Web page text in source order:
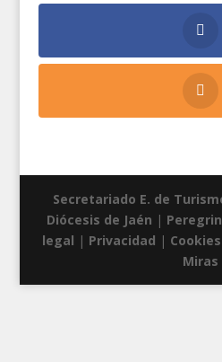
Secretariado E. de
Diócesis de Jaén |
legal | Privacidad | Cookies
Miras